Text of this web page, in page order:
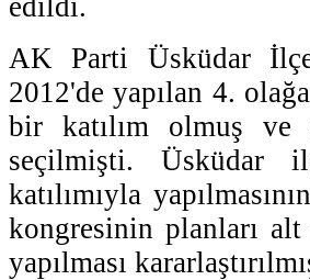
AK Parti Üsküdar İlçe
2012'de yapılan 4.
bir katılım olmuş ve
seçilmişti. Üsküdar
katılımıyla
kongresinin planları
yapılması